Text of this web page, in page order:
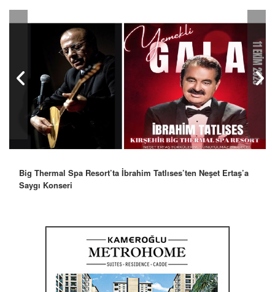
Big Thermal Spa Resort’ta İbrahim Tatlıses’ten Neşet Ertaş’a
Saygı Konseri